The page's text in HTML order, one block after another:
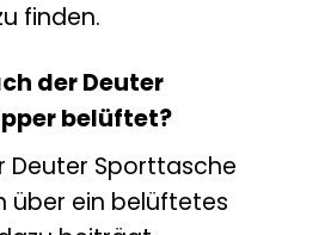
finden.
der Deuter
belüftet?
Deuter Sporttasche
über ein belüftetes